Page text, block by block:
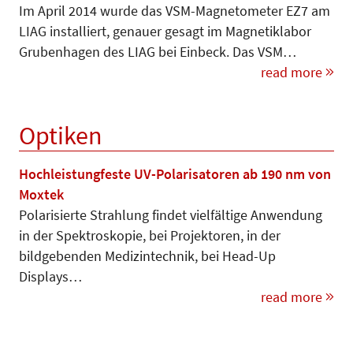
Im April 2014 wurde das VSM-Magnetometer EZ7 am
LIAG installiert, genauer gesagt im Magnetiklabor
Grubenhagen des LIAG bei Einbeck. Das VSM…
read more
Optiken
Hochleistungfeste UV-Polarisatoren ab 190 nm von
Moxtek
Polarisierte Strahlung findet vielfältige Anwendung
in der Spektroskopie, bei Projektoren, in der
bildgebenden Medizintechnik, bei Head-Up
Displays…
read more